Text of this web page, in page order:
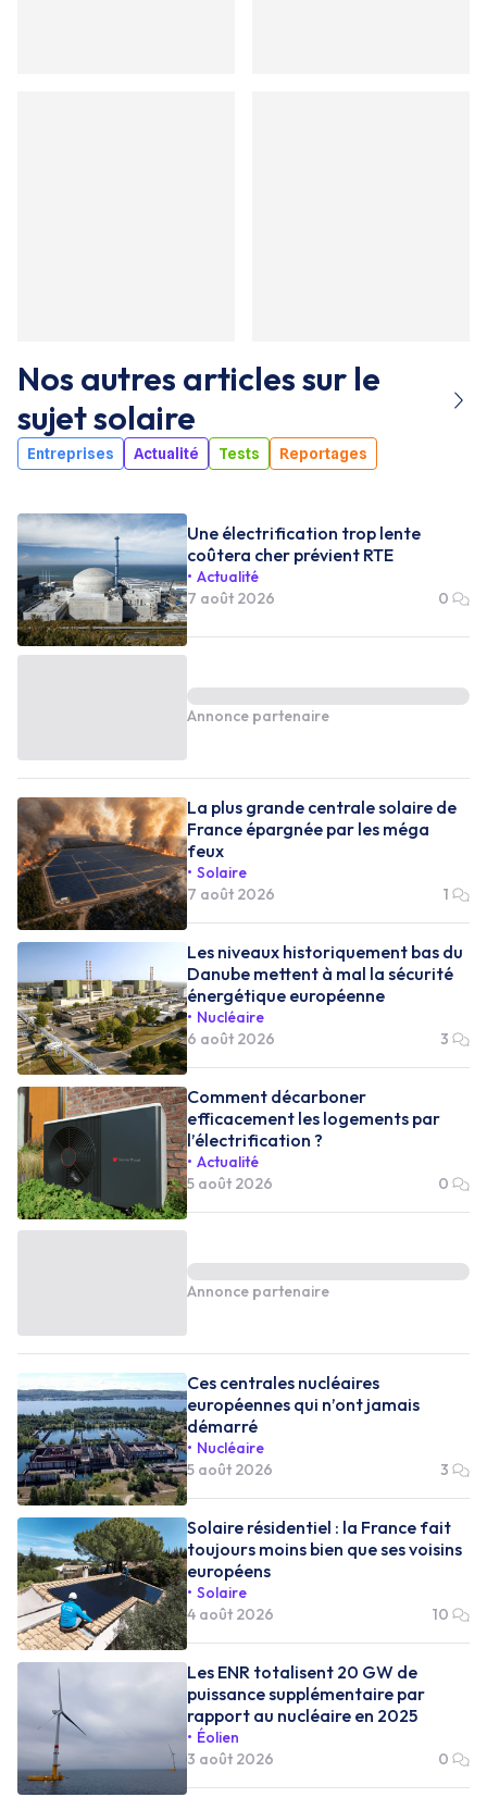
Nos autres articles sur le
sujetsolaire
Entreprises Actualité Tests Reportages
Une électrification trop lente
coûtera cher prévient RTE
Actualité
7 août 2026
0
Annonce partenaire
La plus grande centrale solaire de
France épargnée par les méga
feux
Solaire
7 août 2026
1
Les niveaux historiquement bas du
Danube mettent à mal la sécurité
énergétique européenne
Nucléaire
6 août 2026
3
Comment décarboner
efficacement les logements par
l’électrification ?
Actualité
5 août 2026
0
Annonce partenaire
Ces centrales nucléaires
européennes qui n’ont jamais
démarré
Nucléaire
5 août 2026
3
Solaire résidentiel : la France fait
toujours moins bien que ses voisins
européens
Solaire
4 août 2026
10
Les ENR totalisent 20 GW de
puissance supplémentaire par
rapport au nucléaire en 2025
Éolien
3 août 2026
0